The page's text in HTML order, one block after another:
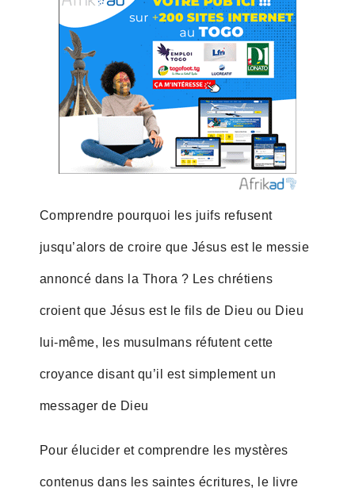
Comprendre pourquoi les juifs refusent
jusqu’alors de croire que Jésus est le messie
annoncé dans la Thora ? Les chrétiens
croient que Jésus est le fils de Dieu ou Dieu
lui-même, les musulmans réfutent cette
croyance disant qu’il est simplement un
messager de Dieu
Pour élucider et comprendre les mystères
contenus dans les saintes écritures, le livre